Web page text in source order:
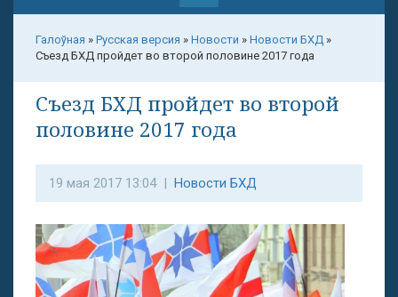
меню
Галоўная » Русская версия » Новости » Новости БХД »
Съезд БХД пройдет во второй половине 2017 года
Съезд БХД пройдет во второй
половине 2017 года
19 мая 2017 13:04 | Новости БХД